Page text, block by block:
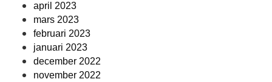
april 2023
mars 2023
februari 2023
januari 2023
december 2022
november 2022